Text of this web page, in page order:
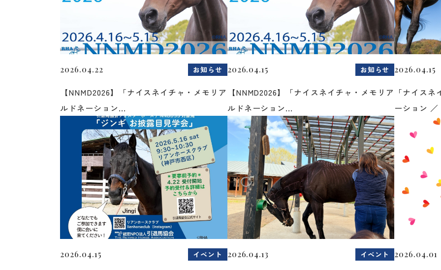
2026.04.22 お知らせ
【NNMD2026】「ナイスネイチャ・メモリア
ルドネーション...
2026.04.15 お知らせ
【NNMD2026】「ナイスネイチャ・メモリア
ルドネーション...
2026.04.15
「ナイス
ーション
2026.04.15 イベント 2026.04.13 イベント 2026.04.01